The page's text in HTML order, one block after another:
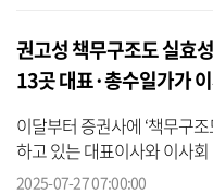
권고성 책무구조도 실효
13곳 대표·총수일가가
이달부터 증권사에 ‘책무구
하고 있는 대표이사와 이사
나 제도의 실효성 논란이 불
2025-07-27 07:00:00